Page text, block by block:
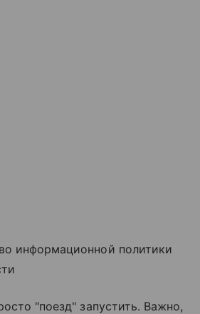
информационной политики
"поезд" запустить. Важно,